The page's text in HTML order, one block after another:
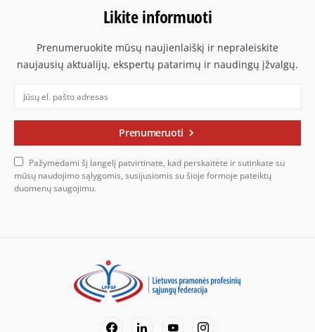
Likite informuoti
Prenumeruokite mūsų naujienlaiškį ir nepraleiskite
naujausių aktualijų, ekspertų patarimų ir naudingų įžvalgų.
Prenumeruoti
Pažymėdami šį langelį patvirtinate, kad perskaitėte ir sutinkate su
mūsų naudojimo sąlygomis, susijusiomis su šioje formoje pateiktų
duomenų saugojimu.